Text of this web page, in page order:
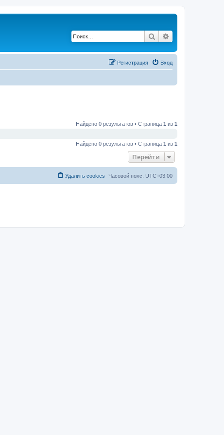
Поиск
Вход
Регистрация
Найдено 0 результатов • Страница 1 из 1
Найдено 0 результатов • Страница 1 из 1
Перейти
Часовой пояс: UTC+03:00
Удалить cookies